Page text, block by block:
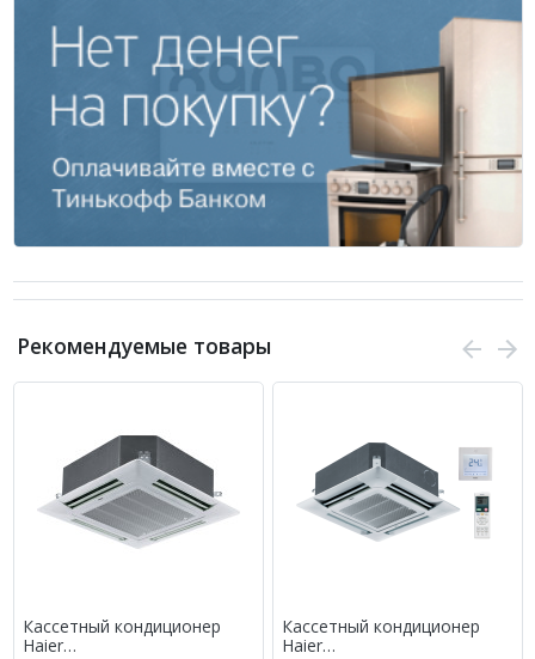
Рекомендуемые товары
Кассетный кондиционер
Haier
Кассетный кондиционер
Haier